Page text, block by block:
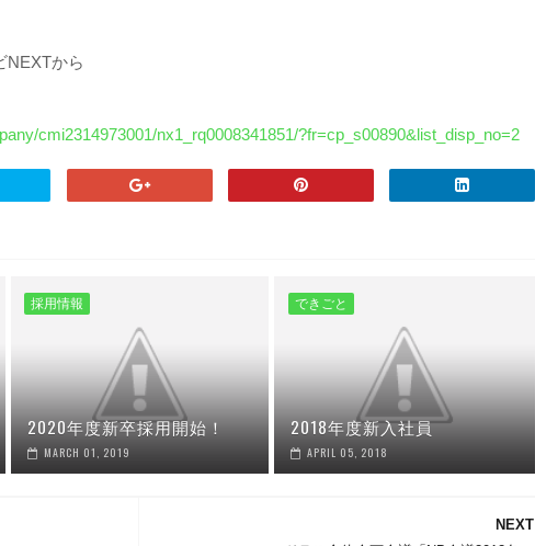
NEXTから
cmi2314973001/nx1_rq0008341851/?fr=cp_s00890&list_disp_no=2
採用情報
2020年度新卒採用開始！
MARCH 01, 2019
できごと
2018年度新入社員
APRIL 05, 2018
NEXT